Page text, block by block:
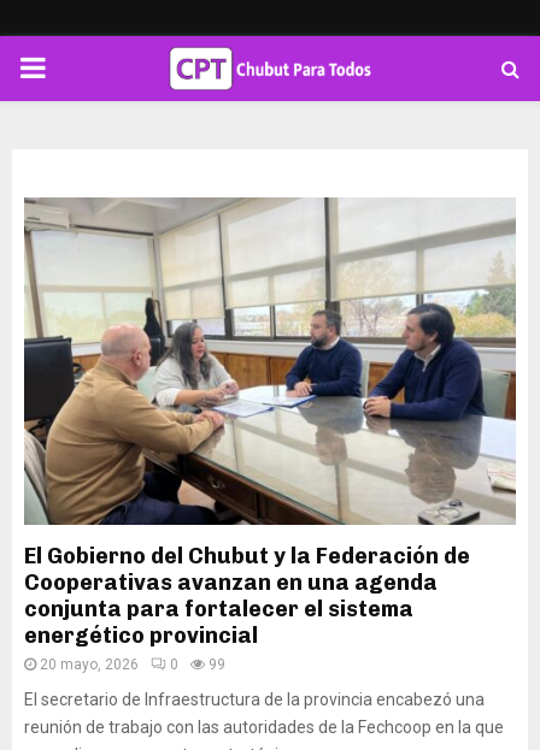
PRIMARY
El Gobierno del Chubut y la Federación de
Cooperativas avanzan en una agenda
conjunta para fortalecer el sistema
energético provincial
20 mayo, 2026 0 99
El secretario de Infraestructura de la provincia encabezó una
reunión de trabajo con las autoridades de la Fechcoop en la que